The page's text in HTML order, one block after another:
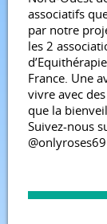
associatifs
par notre
les 2
France. Une
vivre avec
que la
Suivez-nous
@onlyroses69